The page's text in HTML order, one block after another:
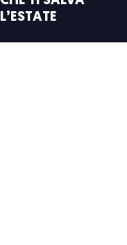
L’ESTATE